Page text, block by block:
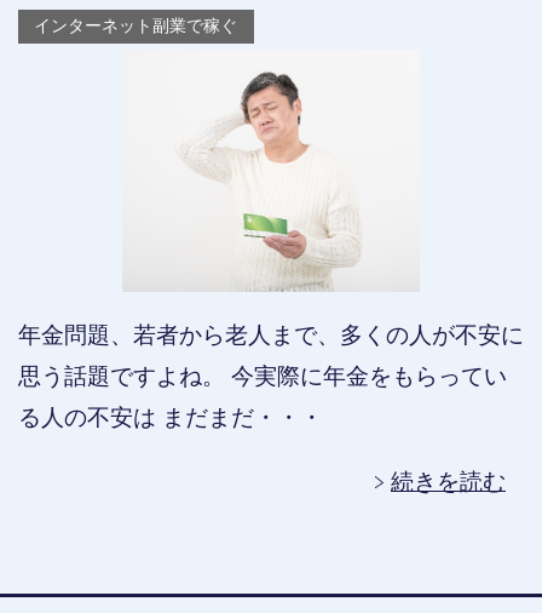
インターネット副業で稼ぐ
年金問題、若者から老人まで、多くの人が不安に
思う話題ですよね。 今実際に年金をもらってい
る人の不安は まだまだ・・・
続きを読む